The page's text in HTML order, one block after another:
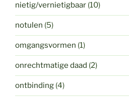
nietig/vernietigbaar (10)
notulen (5)
omgangsvormen (1)
onrechtmatige daad (2)
ontbinding (4)